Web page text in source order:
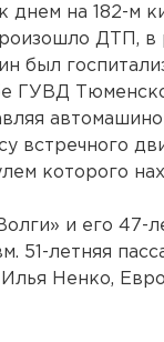
днем на 182-м
ДТП, в
был
ГУВД
встречного
которого
и его 47-
51-летняя
Илья Ненко,